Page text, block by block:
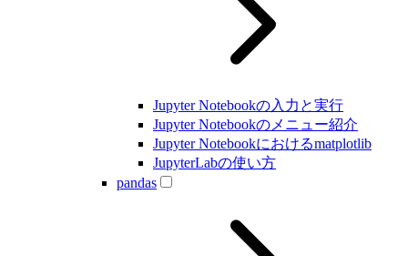
Jupyter Notebookの入力と実行
Jupyter Notebookのメニュー紹介
Jupyter Notebookにおけるmatplotlib
JupyterLabの使い方
pandas